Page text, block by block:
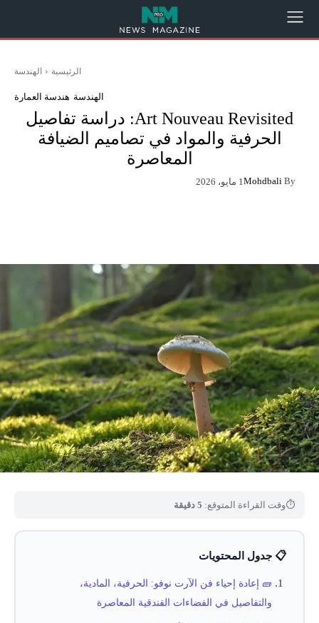
الرئيسية الهندسة
الهندسة هندسة العمارة
Art Nouveau Revisited: دراسة تفاصيل
الحرفية والمواد في تصاميم الضيافة
المعاصرة
By
Mohdbali 1 مايو، 2026
⏱وقت القراءة المتوقع: 5 دقيقة
📋 جدول المحتويات
🧱 إعادة إحياء فن الآرت نوفو: الحرفية، المادية،
والتفاصيل في الفضاءات الفندقية المعاصرة